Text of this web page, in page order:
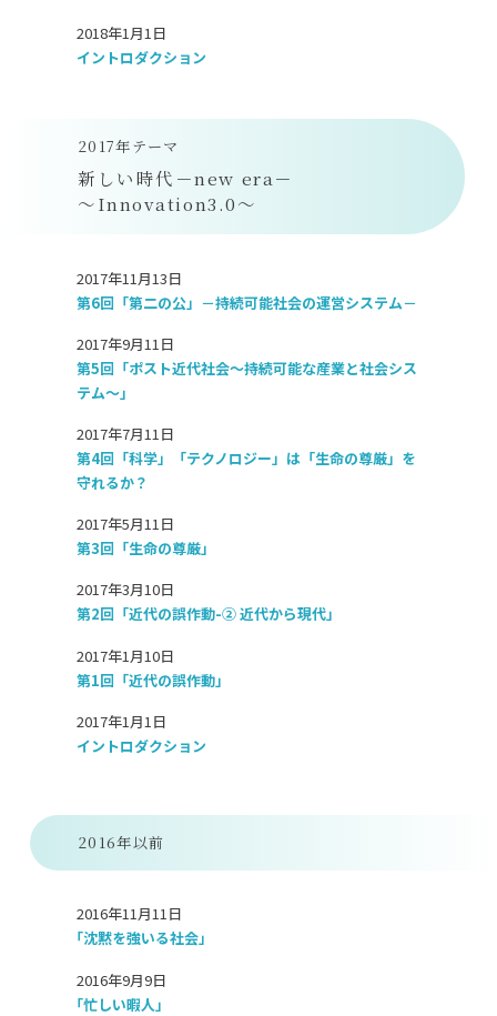
2018年1月1日
イントロダクション
2017年テーマ
新しい時代－new era－
～Innovation3.0～
2017年11月13日
第6回「第二の公」－持続可能社会の運営システム－
2017年9月11日
第5回「ポスト近代社会～持続可能な産業と社会シス
テム～」
2017年7月11日
第4回「科学」「テクノロジー」は「生命の尊厳」を
守れるか？
2017年5月11日
第3回「生命の尊厳」
2017年3月10日
第2回「近代の誤作動-② 近代から現代」
2017年1月10日
第1回「近代の誤作動」
2017年1月1日
イントロダクション
2016年以前
2016年11月11日
「沈黙を強いる社会」
2016年9月9日
「忙しい暇人」